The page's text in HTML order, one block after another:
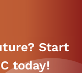
Start
today!